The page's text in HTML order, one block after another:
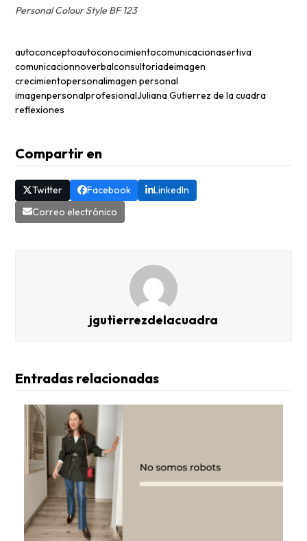
Personal Colour Style BF 123
autoconceptoautoconocimientocomunicacionasertiva
comunicacionnoverbalconsultoriadeimagen
crecimientopersonalimagen personal
imagenpersonalprofesionalJuliana Gutierrez de la cuadra
reflexiones
Compartir en
Twitter Facebook
LinkedIn
Correo electrónico
jgutierrezdelacuadra
Entradas relacionadas